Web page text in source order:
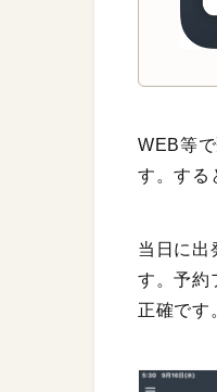
WEB等
す。する
当日に出
す。予約
正確です